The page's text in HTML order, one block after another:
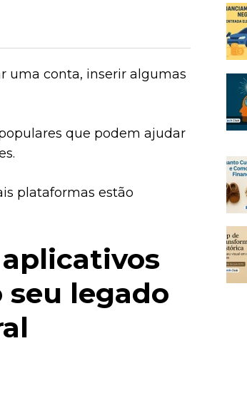
uma conta, inserir algumas
que podem ajudar
plataformas estão
seu legado